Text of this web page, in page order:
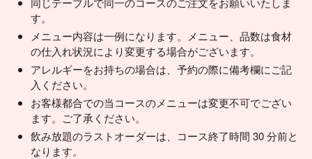
す。
メニュー内容は一例になります。メニュー、品数は食材
の仕入れ状況により変更する場合がございます。
アレルギーをお持ちの場合は、予約の際に備考欄にご記
入ください。
お客様都合での当コースのメニューは変更不可でござい
ます。ご了承ください。
飲み放題のラストオーダーは、コース終了時間 30 分前と
なります。